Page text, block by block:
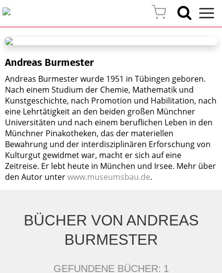
Andreas Burmester
Andreas Burmester wurde 1951 in Tübingen geboren.
Nach einem Studium der Chemie, Mathematik und
Kunstgeschichte, nach Promotion und Habilitation, nach
eine Lehrtätigkeit an den beiden großen Münchner
Universitäten und nach einem beruflichen Leben in den
Münchner Pinakotheken, das der materiellen
Bewahrung und der interdisziplinären Erforschung von
Kulturgut gewidmet war, macht er sich auf eine
Zeitreise. Er lebt heute in München und Irsee. Mehr über
den Autor unterwww.museumsbau.de.
BÜCHER VON ANDREAS
BURMESTER
GEFUNDENE BÜCHER: 1